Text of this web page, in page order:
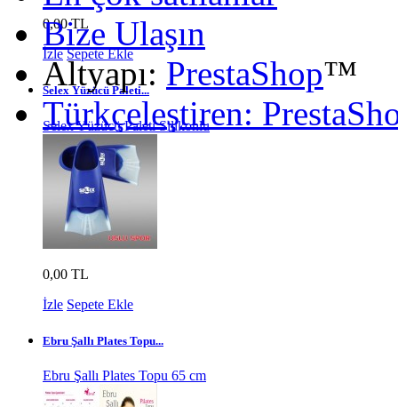
0,00 TL
İzle Sepete Ekle
Selex Yüzücü Paleti...
Selex Yüzücü Paleti Silikonlu
0,00 TL
İzle Sepete Ekle
Ebru Şallı Plates Topu...
Ebru Şallı Plates Topu 65 cm
Bize Ulaşın
Altyapı: PrestaShop™
Türkçeleştiren: